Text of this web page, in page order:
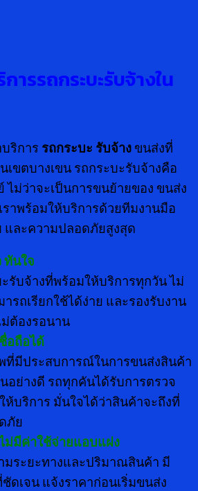
ารรถกระบะรับจ้างใน
ริการ รถกระบะ รับจ้างขนส่งที่
เขตบางเขน รถกระบะรับจ้างคือ
ไม่ว่าจะเป็นการขนย้ายของ ขนส่ง
าพร้อมให้บริการด้วยทีมงานมือ
และความปลอดภัยสูงสุด
ทันใจ
รับจ้างที่พร้อมให้บริการทุกวัน ไม่
รถเรียกใช้ได้ง่าย และรองรับงาน
ม่ต้องรอนาน
อถือได้
ที่มีประสบการณ์ในการขนส่งสินค้า
อย่างดี รถทุกคันได้รับการตรวจ
บริการ มั่นใจได้ว่าสินค้าจะถึงที่
ภัย
ม่มีค่าใช้จ่ายแอบแฝง
มระยะทางและปริมาณสินค้า มี
ดเจน แจ้งราคาก่อนเริ่มขนส่ง